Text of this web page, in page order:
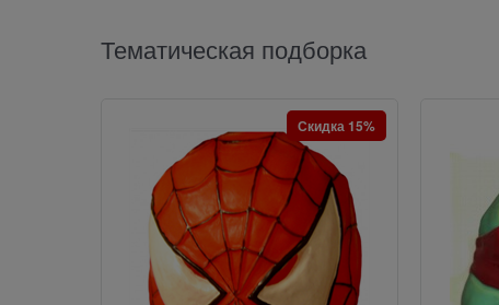
Тематическая подборка
Скидка 15%